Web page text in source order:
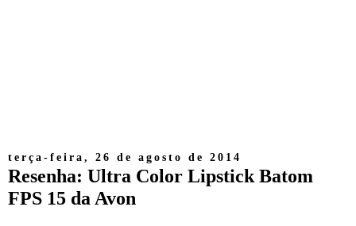
terça-feira, 26 de agosto de 2014
Resenha: Ultra Color Lipstick Batom
FPS 15 da Avon